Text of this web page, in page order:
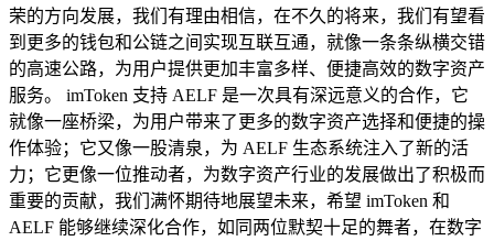
荣的方向发展，我们有理由相信，在不久的将来，我们有望看
到更多的钱包和公链之间实现互联互通，就像一条条纵横交错
的高速公路，为用户提供更加丰富多样、便捷高效的数字资产
服务。 imToken 支持 AELF 是一次具有深远意义的合作，它
就像一座桥梁，为用户带来了更多的数字资产选择和便捷的操
作体验；它又像一股清泉，为 AELF 生态系统注入了新的活
力；它更像一位推动者，为数字资产行业的发展做出了积极而
重要的贡献，我们满怀期待地展望未来，希望 imToken 和
AELF 能够继续深化合作，如同两位默契十足的舞者，在数字